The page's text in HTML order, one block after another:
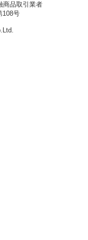
商品取引業者
108号